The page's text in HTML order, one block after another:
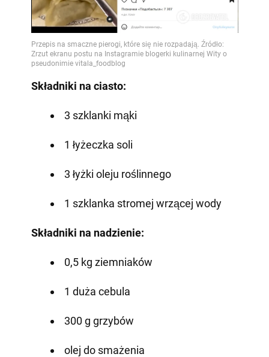
Video
Składniki na ciasto:
3 szklanki mąki
1 łyżeczka soli
3 łyżki oleju roślinnego
1 szklanka stromej wrzącej wody
Składniki na nadzienie:
0,5 kg ziemniaków
1 duża cebula
300 g grzybów
olej do smażenia